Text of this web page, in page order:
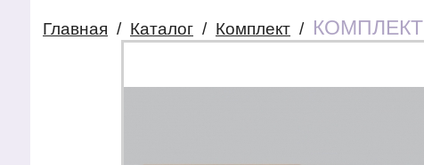
Главная / Каталог / Комплект / КОМПЛЕКТ